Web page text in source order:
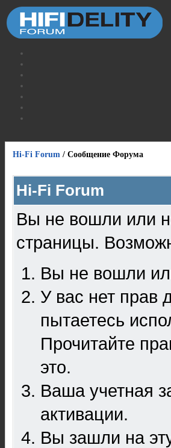
Hi-Fi Forum / Сообщение Форума
Hi-Fi Forum
Вы не вошли или
страницы.
Вы не вошли
У вас нет прав
пытаетесь
Прочитайте
это.
Ваша учетная
активации.
Вы зашли на